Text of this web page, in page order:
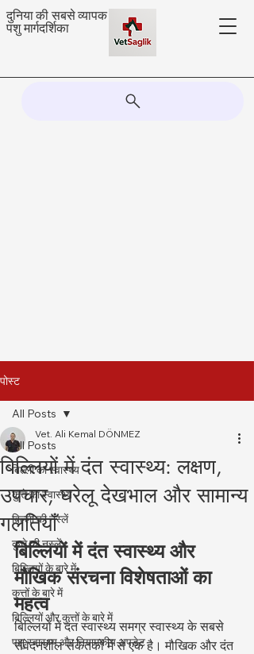
दुनिया की सबसे व्यापक
पशु मार्गदर्शिका
पोस्ट
All Posts
बिल्ली का स्वास्थ्य
कुत्ते का स्वास्थ्य
बिल्ली की नस्लें
कुत्ते की नस्लें
बिल्लियों के बारे में
कुत्तों के बारे में
बिल्लियों और कुत्तों के बारे में
पशु स्वास्थ्य और नियामकीय अपडेट
All Posts
बिल्लियों में दंत स्वास्थ्य: लक्षण,
उपचार, घरेलू देखभाल और सामान्य
गलतियाँ
Vet. Ali Kemal DÖNMEZ
बिल्लियों में दंत स्वास्थ्य और
मौखिक संरचना विशेषताओं का
महत्व
बिल्लियों में दंत स्वास्थ्य समग्र स्वास्थ्य के सबसे
संवेदनशील संकेतकों में से एक है। मौखिक और दंत